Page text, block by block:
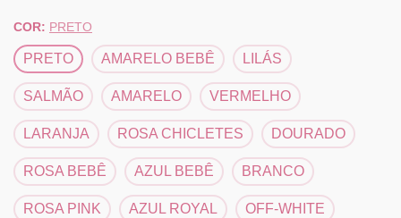
COR: PRETO
PRETO AMARELO BEBÊ LILÁS
SALMÃO AMARELO VERMELHO
LARANJA ROSA CHICLETES DOURADO
ROSA BEBÊ AZUL BEBÊ BRANCO
ROSA PINK AZUL ROYAL OFF-WHITE